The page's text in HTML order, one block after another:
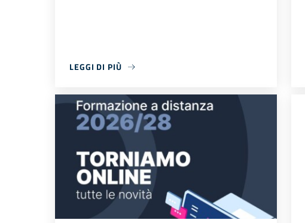
LEGGI DI PIÙ